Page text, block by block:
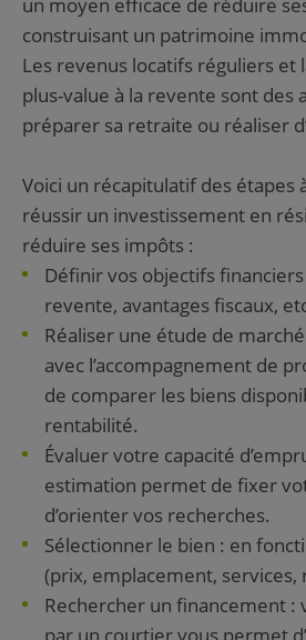
construisant un patrimoine
Les revenus locatifs réguliers et
plus-value à la revente sont des
préparer sa retraite ou réaliser
Voici un récapitulatif des étapes
réussir un investissement en
réduire ses impôts :
Définir vos objectifs
revente, avantages fiscaux,
Réaliser une étude de
avec l’accompagnement de
de comparer les biens
rentabilité.
Évaluer votre capacité
estimation permet de fixer
d’orienter vos recherches.
Sélectionner le bien : en
(prix, emplacement, services,
Rechercher un financement :